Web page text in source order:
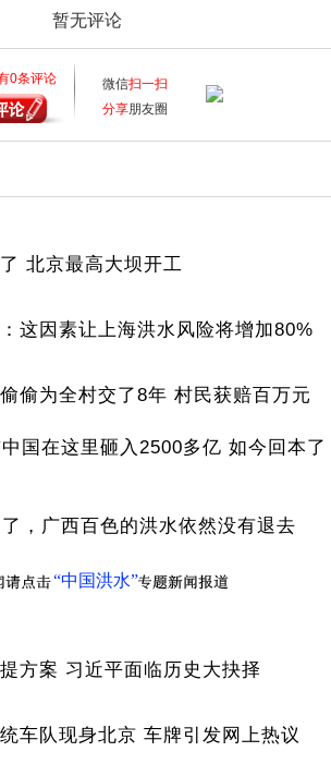
暂无评论
0条评论 微信扫一扫
分享朋友圈
北京最高大坝开工
这因素让上海洪水风险将增加80%
偷为全村交了8年 村民获赔百万元
国在这里砸入2500多亿 如今回本了
，广西百色的洪水依然没有退去
“中国洪水”
方案 习近平面临历史大抉择
车队现身北京 车牌引发网上热议